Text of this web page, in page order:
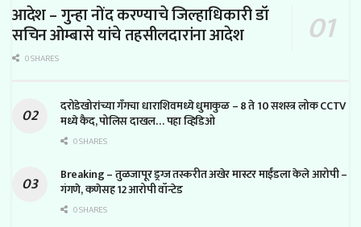
आदेश – गुन्हा नोंद करण्याचे जिल्हाधिकारी डॉ
सचिन ओम्बासे यांचे तहसीलदारांना आदेश
0 SHARES
दरोडेखोरांच्या गँगचा धाराशिवमध्ये धुमाकुळ – 8 ते 10 सशस्त्र लोक CCTV
मध्ये कैद, पोलिस दाखल… पहा व्हिडिओ
0 SHARES
Breaking – तुळजापूर ड्रग्ज तस्करीत अखेर मास्टर माईंडला केले आरोपी –
गंगणे, कणेसह 12 आरोपी वॉन्टेड
0 SHARES